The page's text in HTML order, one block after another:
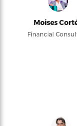
Moises
Financial